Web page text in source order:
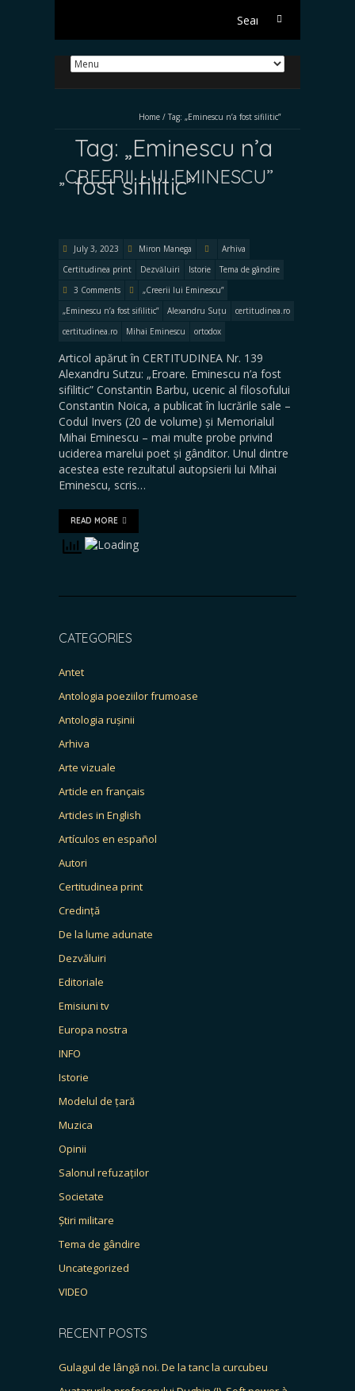
Search
Home / Tag: „Eminescu n’a fost sifilitic”
Tag: „Eminescu n’a
fost sifilitic”
„CREERII LUI EMINESCU”
July 3, 2023 Miron Manega
Arhiva
Certitudinea print
Dezvăluiri Istorie
Tema de gândire
3 Comments
„Creerii lui Eminescu”
„Eminescu n’a fost sifilitic”
Alexandru Suțu
certitudinea.ro
certitudinea.ro
Mihai Eminescu ortodox
Articol apărut în CERTITUDINEA Nr. 139
Alexandru Sutzu: „Eroare. Eminescu n’a fost
sifilitic” Constantin Barbu, ucenic al filosofului
Constantin Noica, a publicat în lucrările sale –
Codul Invers (20 de volume) și Memorialul
Mihai Eminescu – mai multe probe privind
uciderea marelui poet și gânditor. Unul dintre
acestea este rezultatul autopsierii lui Mihai
Eminescu, scris…
READ MORE
CATEGORIES
Antet
Antologia poeziilor frumoase
Antologia rușinii
Arhiva
Arte vizuale
Article en français
Articles in English
Artículos en español
Autori
Certitudinea print
Credință
De la lume adunate
Dezvăluiri
Editoriale
Emisiuni tv
Europa nostra
INFO
Istorie
Modelul de țară
Muzica
Opinii
Salonul refuzaților
Societate
Știri militare
Tema de gândire
Uncategorized
VIDEO
RECENT POSTS
Gulagul de lângă noi. De la tanc la curcubeu